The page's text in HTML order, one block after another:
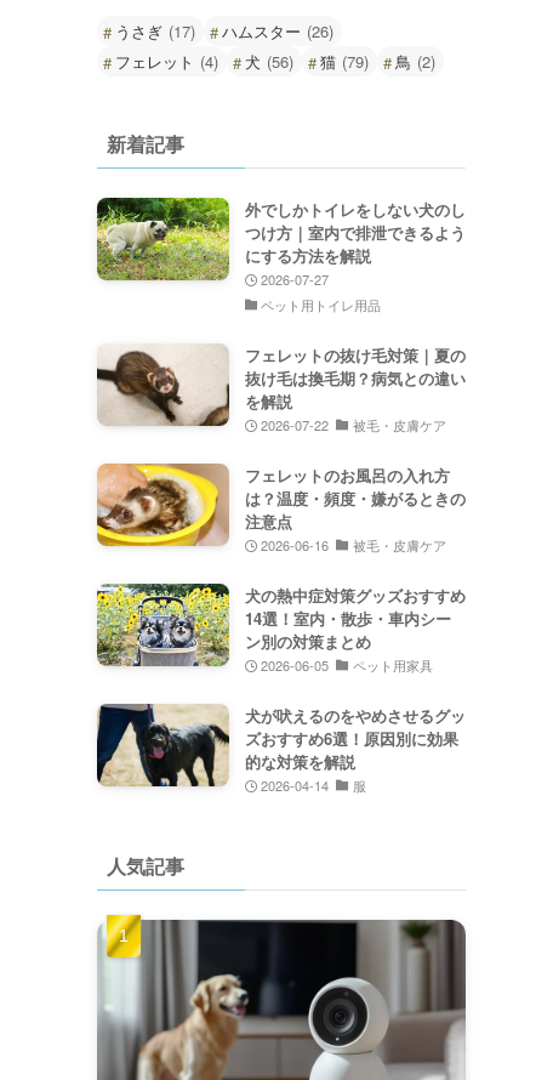
うさぎ (17) ハムスター (26)
フェレット (4) 犬 (56) 猫 (79) 鳥 (2)
新着記事
外でしかトイレをしない犬のし
つけ方｜室内で排泄できるよう
にする方法を解説
2026-07-27
ペット用トイレ用品
フェレットの抜け毛対策｜夏の
抜け毛は換毛期？病気との違い
を解説
2026-07-22 被毛・皮膚ケア
フェレットのお風呂の入れ方
は？温度・頻度・嫌がるときの
注意点
2026-06-16 被毛・皮膚ケア
犬の熱中症対策グッズおすすめ
14選！室内・散歩・車内シー
ン別の対策まとめ
2026-06-05 ペット用家具
犬が吠えるのをやめさせるグッ
ズおすすめ6選！原因別に効果
的な対策を解説
2026-04-14 服
人気記事